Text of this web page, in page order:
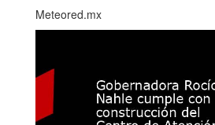
Meteored.mx